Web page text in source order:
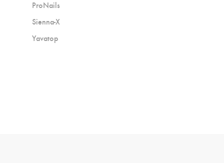
ProNails
Sienna-X
Yavatop